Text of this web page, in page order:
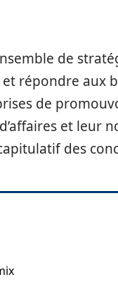
de
répondre aux
de
et leur
des